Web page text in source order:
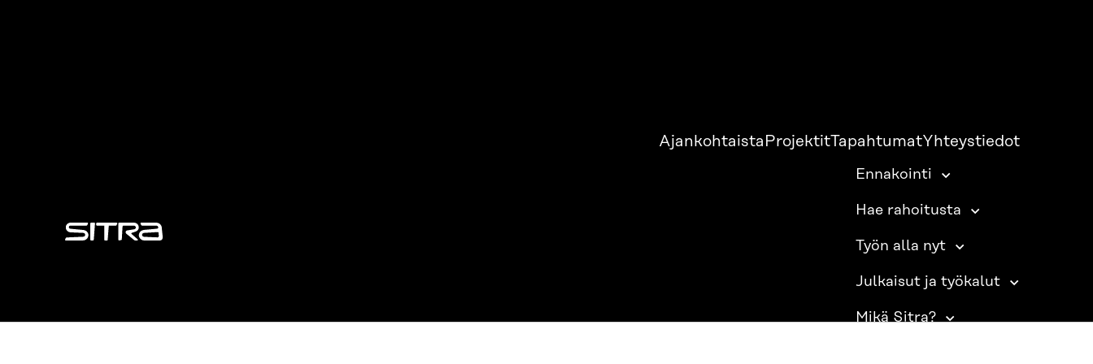
Sitra
Ajankohtaista ProjektitTapahtumatYhteystiedot
Ennakointi
Hae rahoitusta
Työn alla nyt
Julkaisut ja työkalut
Mikä Sitra?